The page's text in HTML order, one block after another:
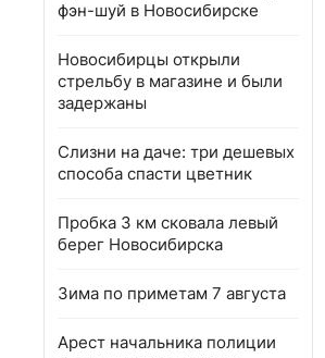
фэн-шуй в Новосибирске
Новосибирцы открыли
стрельбу в магазине и были
задержаны
Слизни на даче: три дешевых
способа спасти цветник
Пробка 3 км сковала левый
берег Новосибирска
Зима по приметам 7 августа
Арест начальника полиции